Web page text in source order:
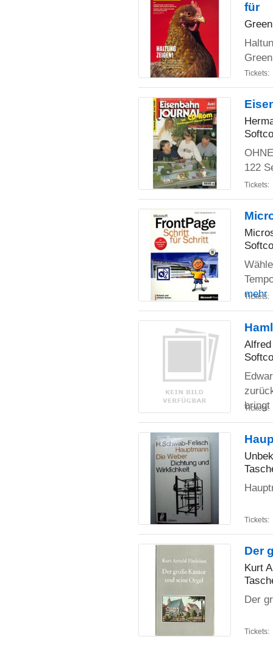
für
Tickets:
122
Tickets:
mehr
Tickets:
bringt
Tickets:
Tickets:
Der
Kurt
Der
Tickets: